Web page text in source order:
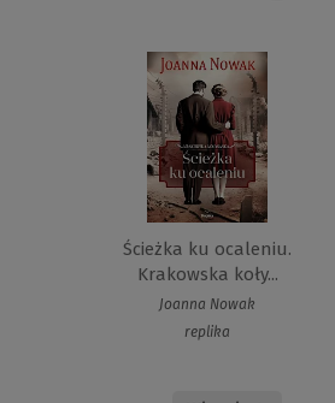
Ścieżka ku ocaleniu.
Krakowska koły...
Joanna Nowak
replika